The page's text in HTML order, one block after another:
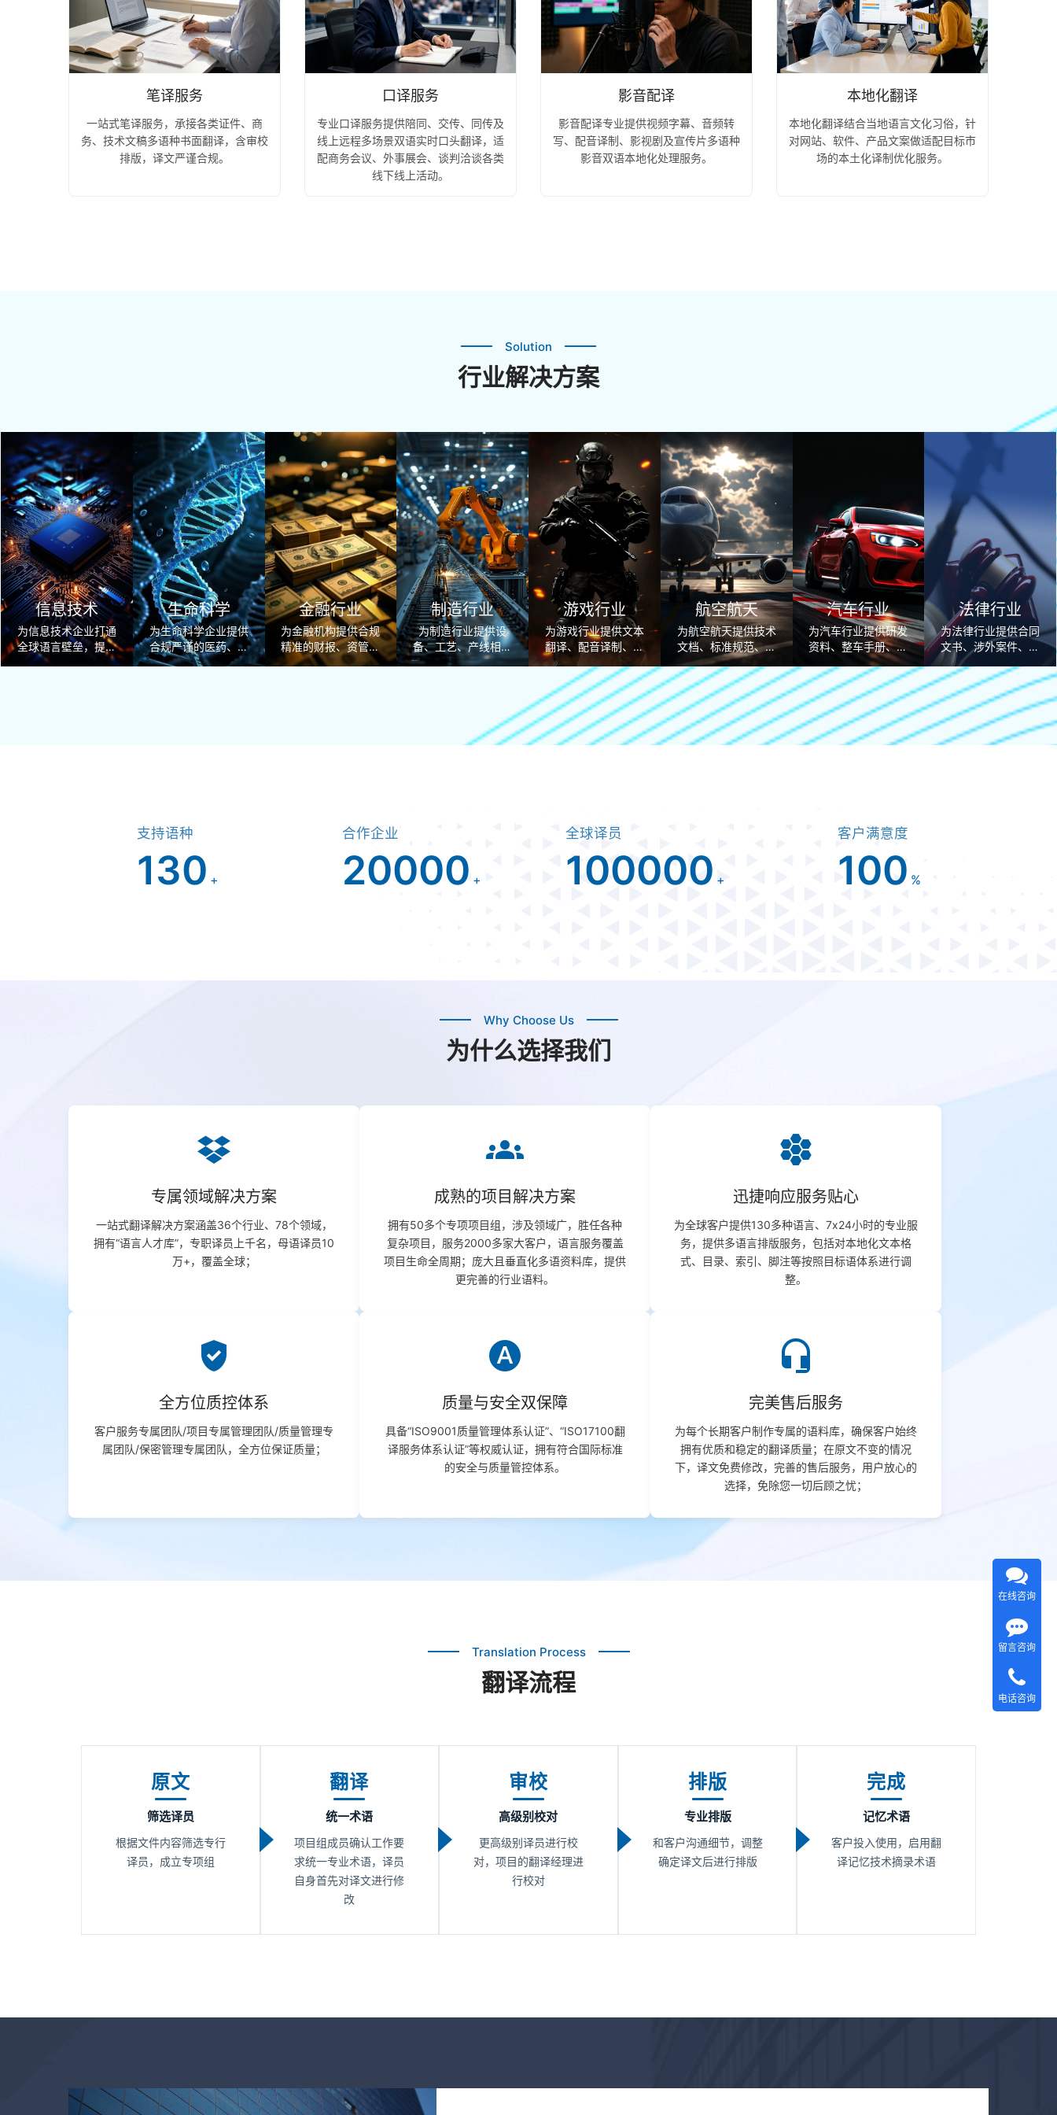
笔译服务
一站式笔译服务，承接各类证件、商
务、技术文稿多语种书面翻译，含审校
排版，译文严谨合规。
口译服务
专业口译服务提供陪同、交传、同传及
线上远程多场景双语实时口头翻译，适
配商务会议、外事展会、谈判洽谈各类
线下线上活动。
影音配译
影音配译专业提供视频字幕、音频转
写、配音译制、影视剧及宣传片多语种
影音双语本地化处理服务。
本地化翻译
本地化翻译结合当地语言文化习俗，针
对网站、软件、产品文案做适配目标市
场的本土化译制优化服务。
行业解决方案
Solution
信息技术
为信息技术企业打通
全球语言壁垒，提供
专业技术、法务、营
生命科学
为生命科学企业提供
合规严谨的医药、器
械、临床多语种翻译
金融行业
为金融机构提供合规
精准的财报、资管、
风控、跨境业务多语
制造行业
为制造行业提供设
备、工艺、产线相关
专业多语言翻译及本
游戏行业
为游戏行业提供文本
翻译、配音译制、美
术适配、文化合规校
验一站式游戏本地化
解决方案。
航空航天
为航空航天提供技术
文档、标准规范、涉
外项目沟通全流程专
业翻译与本地化解决
方案。
汽车行业
为汽车行业提供研发
资料、整车手册、合
规法规、海外营销全
链条专业本地化翻译
解决方案。
法律行业
为法律行业提供合同
文书、涉外案件、仲
裁庭审、资质认证精
准合规的法律翻译解
决方案。
支持语种
130 +
合作企业
20000 +
全球译员
100000 +
客户满意度
100 %
为什么选择我们
Why Choose Us
专属领域解决方案
一站式翻译解决方案涵盖36个行业、78个领域，
拥有“语言人才库”，专职译员上千名，母语译员10
万+，覆盖全球；
groups
成熟的项目解决方案
拥有50多个专项项目组，涉及领域广，胜任各种
复杂项目，服务2000多家大客户，语言服务覆盖
项目生命全周期；庞大且垂直化多语资料库，提供
更完善的行业语料。
hive
迅捷响应服务贴心
为全球客户提供130多种语⾔、7x24小时的专业服
务，提供多语言排版服务，包括对本地化文本格
式、目录、索引、脚注等按照目标语体系进行调
整。
gpp_good
全方位质控体系
客户服务专属团队/项目专属管理团队/质量管理专
属团队/保密管理专属团队，全方位保证质量；
hdr_auto
质量与安全双保障
具备“ISO9001质量管理体系认证”、“ISO17100翻
译服务体系认证”等权威认证，拥有符合国际标准
的安全与质量管控体系。
headset_mic
完美售后服务
为每个长期客户制作专属的语料库，确保客户始终
拥有优质和稳定的翻译质量；在原文不变的情况
下，译文免费修改，完善的售后服务，用户放心的
选择，免除您一切后顾之忧；
翻译流程
Translation Process
原文
筛选译员
根据文件内容筛选专行
译员，成立专项组
翻译
统一术语
项目组成员确认工作要
求统一专业术语，译员
自身首先对译文进行修
改
审校
高级别校对
更高级别译员进行校
对，项目的翻译经理进
行校对
排版
专业排版
和客户沟通细节，调整
确定译文后进行排版
完成
记忆术语
客户投入使用，启用翻
译记忆技术摘录术语
在线咨询
留言咨询
电话咨询